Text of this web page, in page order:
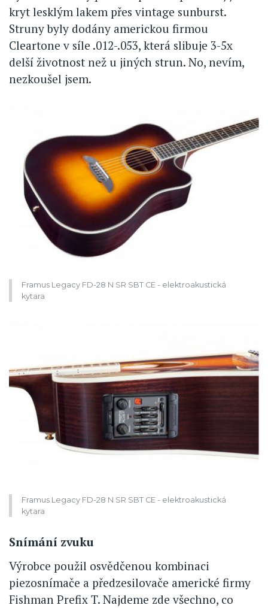
kryt lesklým lakem přes vintage sunburst.
Struny byly dodány americkou firmou
Cleartone v síle .012-.053, která slibuje 3-5x
delší životnost než u jiných strun. No, nevím,
nezkoušel jsem.
Framus Legacy FD-28 N SR SBT CE - elektroakustická
kytara
Framus Legacy FD-28 N SR SBT CE - elektroakustická
kytara
Snímání zvuku
Výrobce použil osvědčenou kombinaci
piezosnímače a předzesilovače americké firmy
Fishman Prefix T. Najdeme zde všechno, co